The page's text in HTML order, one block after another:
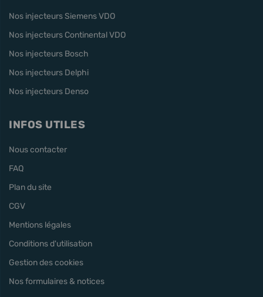
Nos injecteurs Siemens VDO
Nos injecteurs Continental VDO
Nos injecteurs Bosch
Nos injecteurs Delphi
Nos injecteurs Denso
INFOS UTILES
Nous contacter
FAQ
Plan du site
CGV
Mentions légales
Conditions d'utilisation
Gestion des cookies
Nos formulaires & notices